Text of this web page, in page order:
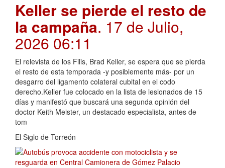
Keller se pierde el resto de
la campaña. 17 de Julio,
2026 06:11
El relevista de los Filis, Brad Keller, se espera que se pierda
el resto de esta temporada -y posiblemente más- por un
desgarro del ligamento colateral cubital en el codo
derecho.Keller fue colocado en la lista de lesionados de 15
días y manifestó que buscará una segunda opinión del
doctor Keith Meister, un destacado especialista, antes de
tom
El Siglo de Torreón